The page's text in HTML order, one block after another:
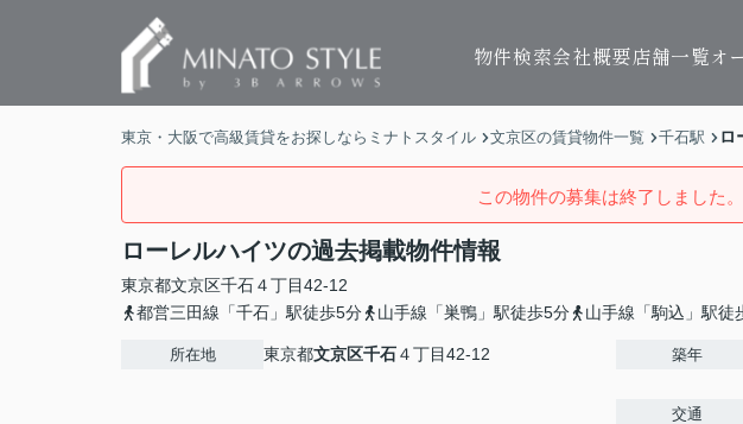
物件検索会社概要店舗一覧オ
東京・大阪で高級賃貸をお探しならミナトスタイル 文京区の賃貸物件一覧 千石駅 ロ
この物件の募集は終了しました。
ローレルハイツの過去掲載物件情報
東京都文京区千石４丁目42-12
都営三田線「千石」駅徒歩5分
山手線「巣鴨」駅徒歩5分 山手線「駒込」駅徒
所在地 東京都文京区千石４丁目42-12 築年
交通